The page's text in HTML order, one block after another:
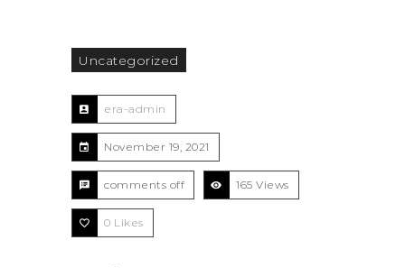
Uncategorized
era-admin
November 19, 2021
comments off 165 Views
0 Likes